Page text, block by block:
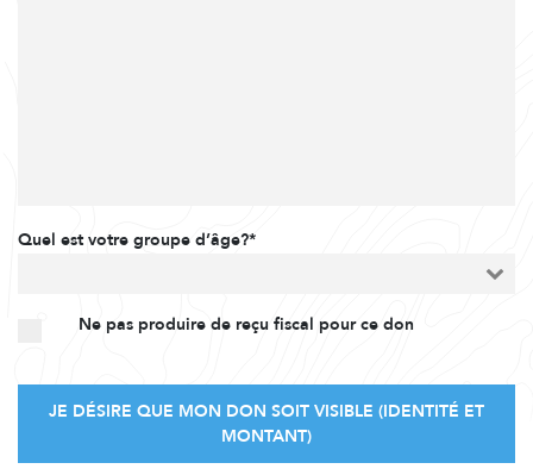
Quel est votre groupe d’âge?*
Ne pas produire de reçu fiscal pour ce don
JE DÉSIRE QUE MON DON SOIT VISIBLE (IDENTITÉ ET
MONTANT)